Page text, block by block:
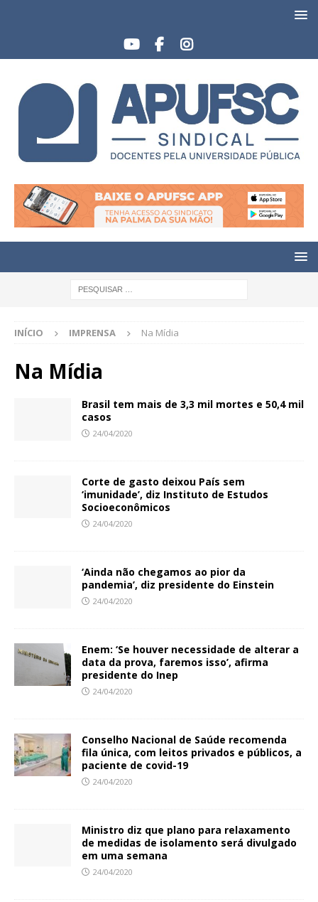
INÍCIO IMPRENSA Na Mídia
Na Mídia
Brasil tem mais de 3,3 mil mortes e 50,4 mil
casos
24/04/2020
Corte de gasto deixou País sem
‘imunidade’, diz Instituto de Estudos
Socioeconômicos
24/04/2020
‘Ainda não chegamos ao pior da
pandemia’, diz presidente do Einstein
24/04/2020
Enem: ‘Se houver necessidade de alterar a
data da prova, faremos isso’, afirma
presidente do Inep
24/04/2020
Conselho Nacional de Saúde recomenda
fila única, com leitos privados e públicos, a
paciente de covid-19
24/04/2020
Ministro diz que plano para relaxamento
de medidas de isolamento será divulgado
em uma semana
24/04/2020